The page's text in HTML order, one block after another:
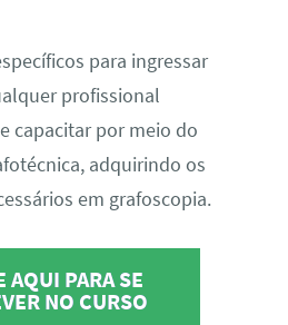
para ingressar
profissional
capacitar por meio do
adquirindo os
em grafoscopia.
AQUI PARA SE
NO CURSO